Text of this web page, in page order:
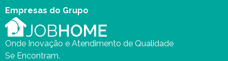
Empresas do Grupo
Onde Inovação e Atendimento de Qualidade
Se Encontram.